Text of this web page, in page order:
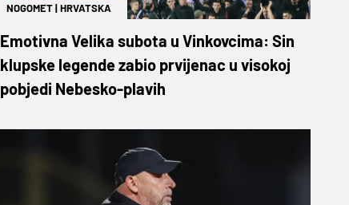
NOGOMET|HRVATSKA
Emotivna Velika subota u Vinkovcima: Sin
klupske legende zabio prvijenac u visokoj
pobjedi Nebesko-plavih